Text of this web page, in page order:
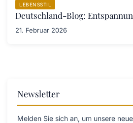
LEBENSSTIL
Deutschland-Blog:
21. Februar 2026
Newsletter
Melden Sie sich an, um unsere